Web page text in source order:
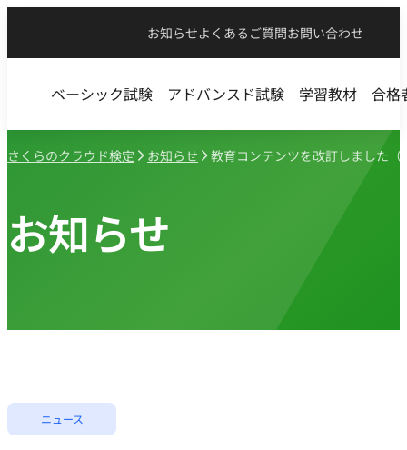
お知らせよくあるご質問お問い合わせ
ベーシック試験 アドバンスド試験 学習教材 合格
さくらのクラウド検定 お知らせ 教育コンテンツを改訂しました
お知らせ
ニュース